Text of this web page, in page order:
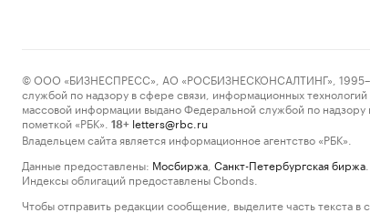
© ООО «БИЗНЕСПРЕСС», АО «РОСБИЗНЕСКОНСАЛТИНГ»,
службой по надзору в сфере связи, информационных
массовой информации выдано Федеральной службой по
пометкой «РБК».
18+ letters@rbc.ru
Владельцем сайта является информационное агентство «РБК».
Данные предоставлены: Мосбиржа Санкт-Петербургская биржа
Индексы облигаций предоставлены Cbonds.
Чтобы отправить редакции сообщение, выделите часть текста в